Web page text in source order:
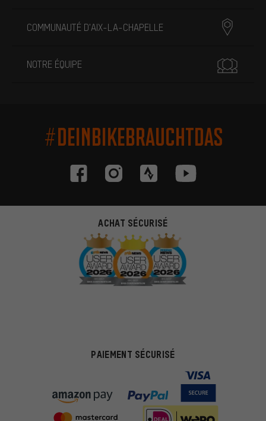
COMMUNAUTÉ D'AIX-LA-CHAPELLE
NOTRE ÉQUIPE
#DEINBIKEBRAUCHTDAS
ACHAT SÉCURISÉ
PAIEMENT SÉCURISÉ